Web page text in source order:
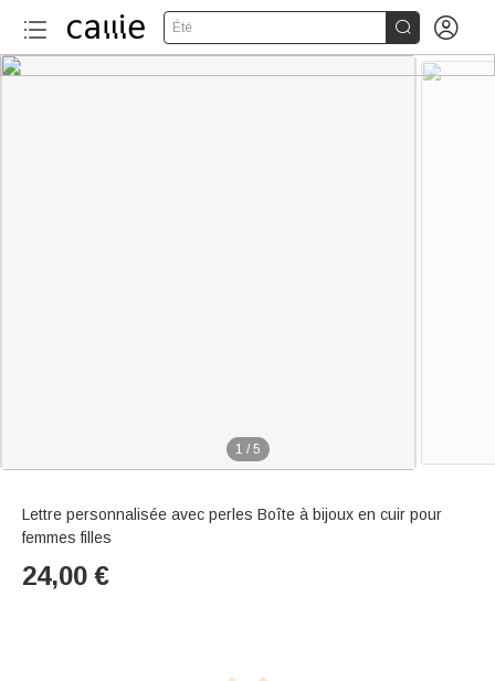
Été  
1 / 5
Lettre personnalisée avec perles Boîte à bijoux en cuir pour
femmes filles
24,00 €